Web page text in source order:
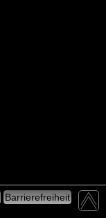
Barrierefreiheit